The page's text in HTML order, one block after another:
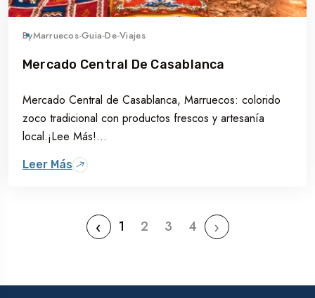
ByMarruecos-Guia-De-Viajes
Mercado Central De Casablanca
Mercado Central de Casablanca, Marruecos: colorido
zoco tradicional con productos frescos y artesanía
local.¡Lee Más!...
Leer Más
‹ 1 2 3 4 ›